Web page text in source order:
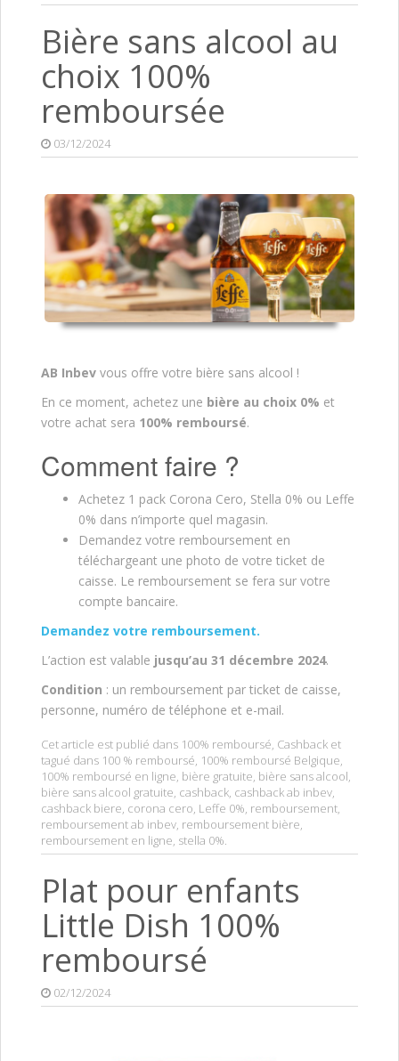
Bière sans alcool au
choix 100%
remboursée
03/12/2024
AB Inbev vous offre votre bière sans alcool !
En ce moment, achetez une bière au choix 0% et
votre achat sera 100% remboursé.
Comment faire ?
Achetez 1 pack Corona Cero, Stella 0% ou Leffe
0% dans n’importe quel magasin.
Demandez votre remboursement en
téléchargeant une photo de votre ticket de
caisse. Le remboursement se fera sur votre
compte bancaire.
Demandez votre remboursement.
L’action est valable jusqu’au 31 décembre 2024.
Condition : un remboursement par ticket de caisse,
personne, numéro de téléphone et e-mail.
Cet article est publié dans 100% remboursé Cashback et
tagué dans 100 % remboursé 100% remboursé Belgique
100% remboursé en ligne bière gratuite bière sans alcool
bière sans alcool gratuite cashback cashback ab inbev
cashback biere corona cero Leffe 0% remboursement
remboursement ab inbev remboursement bière
remboursement en ligne stella 0%
Plat pour enfants
Little Dish 100%
remboursé
02/12/2024